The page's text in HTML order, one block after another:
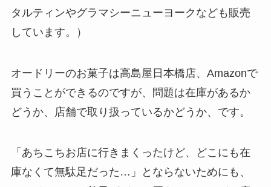
タルティンやグラマシーニューヨークなども販売
しています。）
オードリーのお菓子は高島屋日本橋店、Amazonで
買うことができるのですが、問題は在庫があるか
どうか、店舗で取り扱っているかどうか、です。
「あちこちお店に行きまくったけど、どこにも在
庫なくて無駄足だった…」とならないためにも、